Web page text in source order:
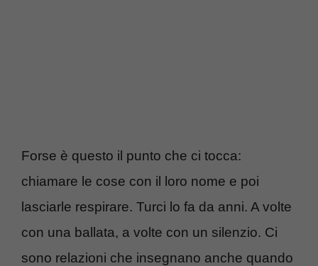
Forse è questo il punto che ci tocca:
chiamare le cose con il loro nome e poi
lasciarle respirare. Turci lo fa da anni. A volte
con una ballata, a volte con un silenzio. Ci
sono relazioni che insegnano anche quando